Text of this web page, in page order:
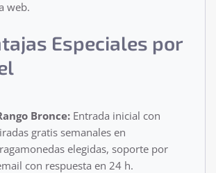
web.
Especiales por
Bronce: Entrada inicial con
gratis semanales en
elegidas, soporte por
con respuesta en 24 h.